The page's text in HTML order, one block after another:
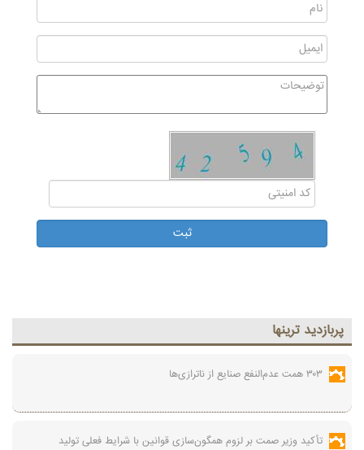
پربازديد ترينها
۳۰۳ همت عدم‌النفع صنایع از ناترازی‌ها
تأکید وزیر صمت بر لزوم همگون‌سازی قوانین با شرایط فعلی تولید